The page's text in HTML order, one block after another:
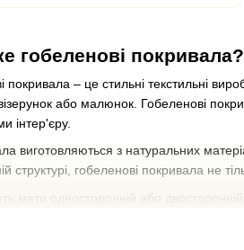
гобеленові покривала?
покривала – це стильні текстильні
або малюнок. Гобеленові
інтер'єру.
виготовляються з натуральних
структурі, гобеленові покривала не
мати односторонній або